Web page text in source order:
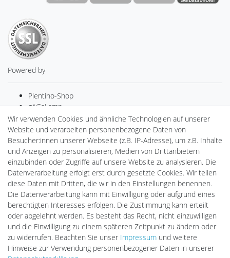
Powered by
Plentino-Shop
gAGaLamp
Drohnenstore24
Cardanlight-Shop
Batteriespeicher
PlentiSolar
Gebrauchtlicht
Ledkauf
DEYESOLAR
Lightech Connect
CardanLight Europe
FORTIMO LEDs
LED-RETROSHOP
MeinUSB
Wir verwenden Cookies und ähnliche Technologien auf unserer
Website und verarbeiten personenbezogene Daten von
Besucher:innen unserer Webseite (z.B. IP-Adresse), um z.B. Inhalte
und Anzeigen zu personalisieren, Medien von Drittanbietern
einzubinden oder Zugriffe auf unsere Website zu analysieren. Die
Datenverarbeitung erfolgt erst durch gesetzte Cookies. Wir teilen
diese Daten mit Dritten, die wir in den Einstellungen benennen.
Die Datenverarbeitung kann mit Einwilligung oder aufgrund eines
berechtigten Interesses erfolgen. Die Zustimmung kann erteilt
oder abgelehnt werden. Es besteht das Recht, nicht einzuwilligen
und die Einwilligung zu einem späteren Zeitpunkt zu ändern oder
zu widerrufen. Beachten Sie unser Impressum und weitere
Hinweise zur Verwendung personenbezogener Daten in unserer